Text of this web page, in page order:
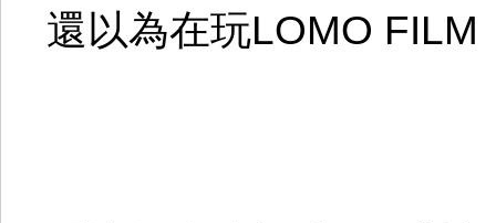
還以為在玩LOMO FILM